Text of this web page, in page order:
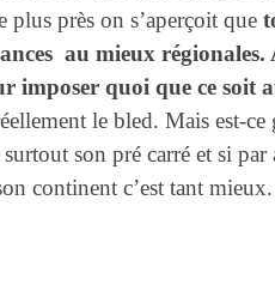
plus près on s’aperçoit que
au mieux régionales.
imposer quoi que ce soit
le bled. Mais est-ce
son pré carré et si par
continent c’est tant mieux.